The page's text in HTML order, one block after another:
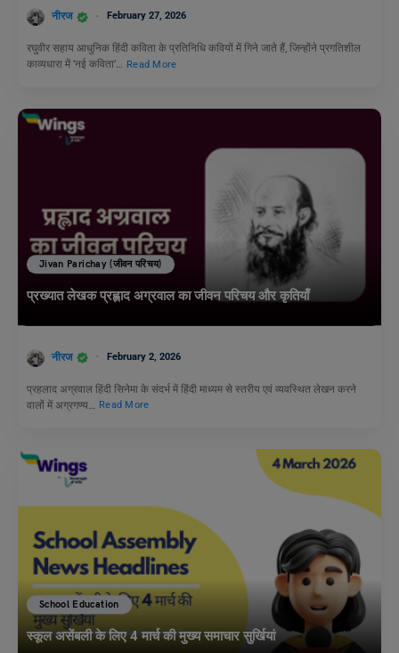
नीरज February 27, 2026
रघुवीर सहाय आधुनिक हिंदी कविता के प्रतिनिधि कवियों में गिने जाते हैं, जिन्होंने प्रगतिशील
काव्यधारा में ‘नई कविता’… Read More
Jivan Parichay (जीवन परिचय)
प्रख्यात लेखक प्रह्लाद अग्रवाल का जीवन परिचय और कृतियाँ
नीरज February 2, 2026
प्रहलाद अग्रवाल हिंदी सिनेमा के संदर्भ में हिंदी माध्यम से स्तरीय एवं व्यवस्थित लेखन करने
वालों में अग्रगण्य…
Read More
School Education
स्कूल असेंबली के लिए 4 मार्च की मुख्य समाचार सुर्खियां